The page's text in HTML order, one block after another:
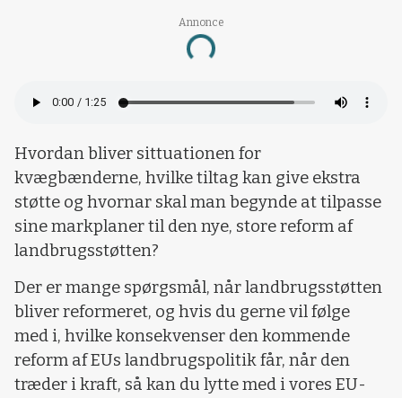
Annonce
Loading...
Hvordan bliver sittuationen for
kvægbænderne, hvilke tiltag kan give ekstra
støtte og hvornar skal man begynde at tilpasse
sine markplaner til den nye, store reform af
landbrugsstøtten?
Der er mange spørgsmål, når landbrugsstøtten
bliver reformeret, og hvis du gerne vil følge
med i, hvilke konsekvenser den kommende
reform af EUs landbrugspolitik får, når den
træder i kraft, så kan du lytte med i vores EU-